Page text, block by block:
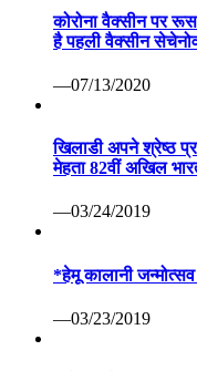
कोरोना वैक्सीन पर
है पहली वैक्सीन
—07/13/2020
खिलाडी अपने श्रेष्ठ
मेहता 82वीं अखिल
—03/24/2019
*हेमू कालानी
—03/23/2019